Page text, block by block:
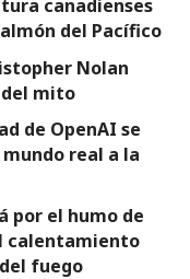
canadienses
del Pacífico
Nolan
mito
de OpenAI se
real a la
por el humo de
calentamiento
fuego